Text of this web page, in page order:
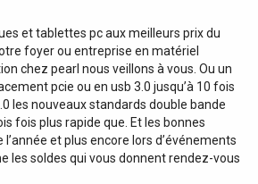
et tablettes pc aux meilleurs prix du
foyer ou entreprise en matériel
chez pearl nous veillons à vous. Ou un
pcie ou en usb 3.0 jusqu’à 10 fois
les nouveaux standards double bande
fois plus rapide que. Et les bonnes
et plus encore lors d’événements
les soldes qui vous donnent rendez-vous